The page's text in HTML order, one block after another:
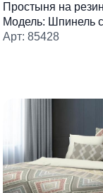
Простыня на
Модель: Шпинель
Арт: 85428